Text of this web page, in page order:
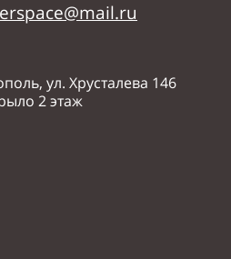
ул. Хрусталева 146
2 этаж